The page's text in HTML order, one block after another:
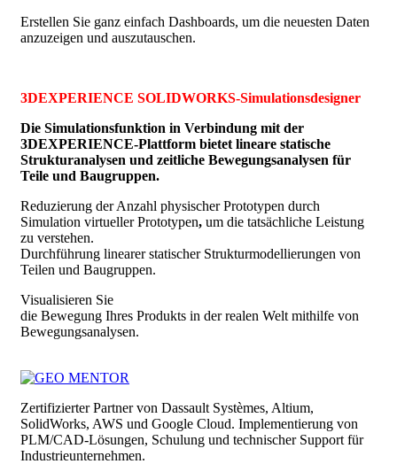
Erstellen Sie ganz einfach Dashboards, um die neuesten Daten
anzuzeigen und auszutauschen.
3DEXPERIENCE SOLIDWORKS-Simulationsdesigner
Die Simulationsfunktion in Verbindung mit der
3DEXPERIENCE-Plattform bietet lineare statische
Strukturanalysen und zeitliche Bewegungsanalysen für
Teile und Baugruppen.
Reduzierung der Anzahl physischer Prototypen durch
Simulation virtueller Prototypen, um die tatsächliche Leistung
zu verstehen.
Durchführung linearer statischer Strukturmodellierungen von
Teilen und Baugruppen.
Visualisieren Sie
die Bewegung Ihres Produkts in der realen Welt mithilfe von
Bewegungsanalysen.
Zertifizierter Partner von Dassault Systèmes, Altium,
SolidWorks, AWS und Google Cloud. Implementierung von
PLM/CAD-Lösungen, Schulung und technischer Support für
Industrieunternehmen.